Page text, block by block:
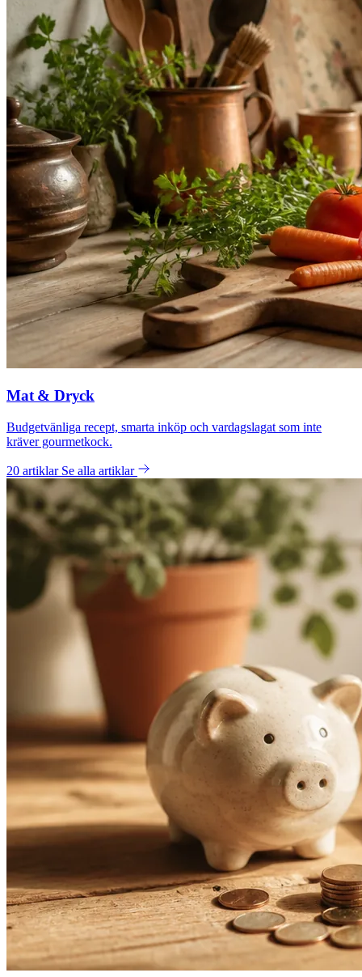
Mat & Dryck
Budgetvänliga recept, smarta inköp och vardagslagat som inte
kräver gourmetkock.
20 artiklar Se alla artiklar